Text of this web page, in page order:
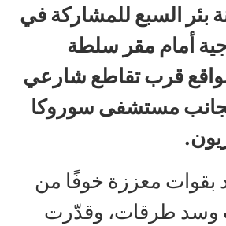
بئر السبع للمشاركة في
أمام مقر سلطة
قرب تقاطع شارعي
مستشفى سوروكا
بقوات معززة خوفًا من
وسد طرقات، وقدّرت